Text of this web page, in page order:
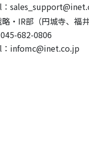
・IR部（円城寺、福井
682-0806
：infomc@inet.co.jp